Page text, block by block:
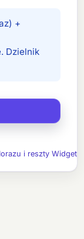
+
Dzielnik
i reszty Widget